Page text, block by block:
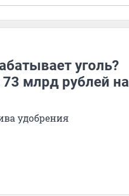
уголь?
73 млрд рублей на
удобрения